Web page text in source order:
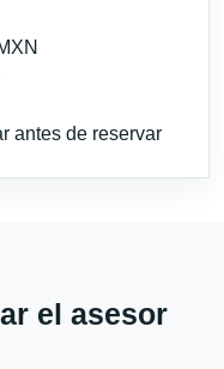
antes de reservar
el asesor